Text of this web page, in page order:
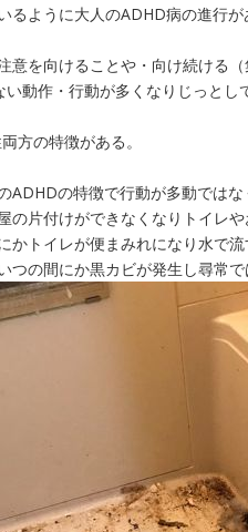
るように大人のADHD病の進行が
を向けることや・向け続ける（
動作・行動が多くなりじっとし
方の特徴がある。
ADHDの特徴で行動が多動ではな
の片付けができなくなりトイレ
かトイレが便まみれになり水で
つの間にか黒カビが発生し尋常で